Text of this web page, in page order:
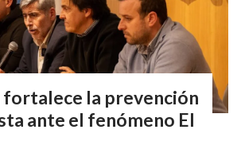
la prevención
ante el fenómeno El